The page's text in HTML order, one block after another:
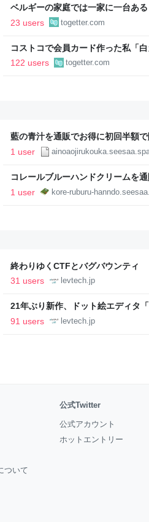
ベルギーの家庭では一家に一台あ
するがベルギー人に訊いてみたら
23 users togetter.com
コストコで会員カード作った私「
ィブカードしか作りませんけど？
122 users togetter.com
藍の青汁を通販でお得に初回半額
1 user
コレールブルーハンドクリームを
1 user
kore-ruburu-
終わりゆくCTFとバグバウンティ
ること【フォーカス】 - レバテック
31 users levtech.jp
21年ぶり新作、ドット絵エディタ
ついて作者に聞く【フォーカス】 -
91 users levtech.jp
ついて
公式Twitter
公式アカウント
ホットエントリー